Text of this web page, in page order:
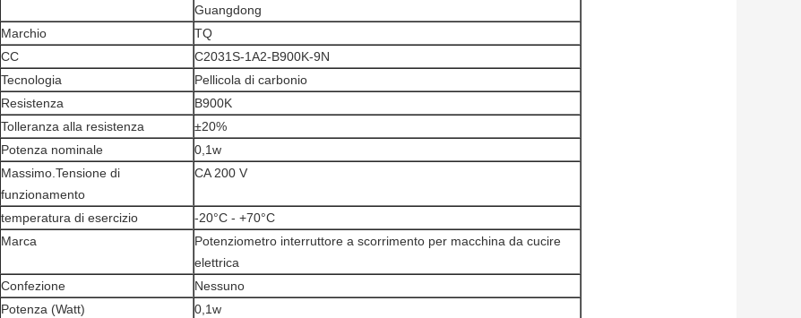
Guangdong
Marchio
TQ
CC
C2031S-1A2-B900K-9N
Tecnologia
Pellicola di carbonio
Resistenza
B900K
Tolleranza alla resistenza
±20%
Potenza nominale
0,1w
Massimo.Tensione di
funzionamento
CA 200 V
temperatura di esercizio
-20°C - +70°C
Marca
Potenziometro interruttore a scorrimento per macchina da cucire
elettrica
Confezione
Nessuno
Potenza (Watt)
0,1w